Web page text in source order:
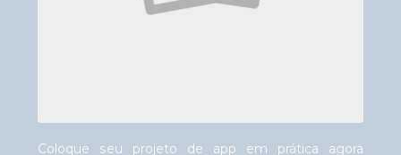
Coloque seu projeto de app em prática agora